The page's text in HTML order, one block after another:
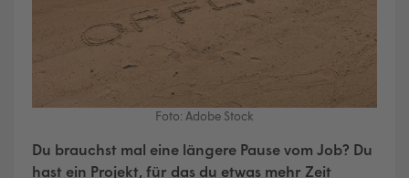
Foto: Adobe Stock
Du brauchst mal eine längere Pause vom Job? Du
hast ein Projekt, für das du etwas mehr Zeit